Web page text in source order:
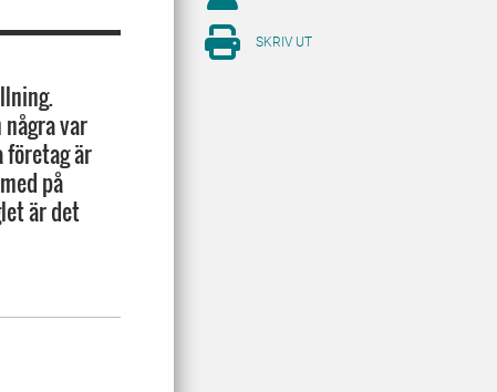
var
företag är
på
är det
SKRIV UT